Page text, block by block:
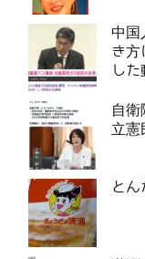
中国
き方
した
自衛
立憲
とん